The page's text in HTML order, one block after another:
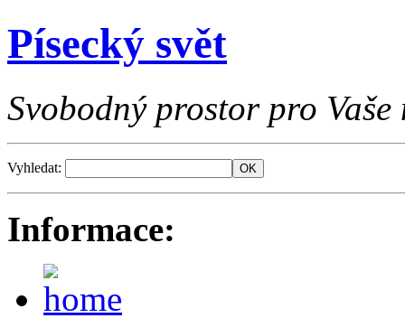
Písecký svět
Svobodný prostor pro Vaše
Vyhledat:
Informace: